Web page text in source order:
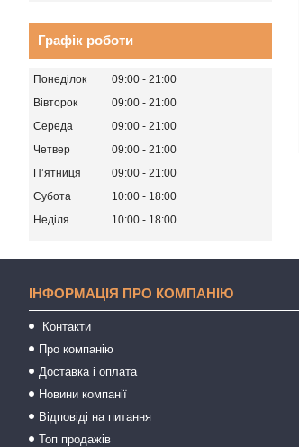
Графік роботи
Понеділок 09:00
21:00
Вівторок
09:00
21:00
Середа
09:00
21:00
Четвер
09:00
21:00
Пʼятниця
09:00
21:00
Субота
10:00
18:00
Неділя
10:00 18:00
ІНФОРМАЦІЯ ПРО КОМПАНІЮ
Контакти
Про компанію
Доставка і оплата
Новини компанії
Відповіді на питання
Топ продажів